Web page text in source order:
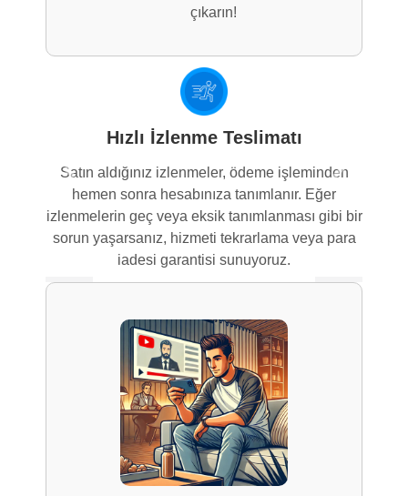
çıkarın!
Hızlı İzlenme Teslimatı
Satın aldığınız izlenmeler, ödeme işleminden
hemen sonra hesabınıza tanımlanır. Eğer
izlenmelerin geç veya eksik tanımlanması gibi bir
sorun yaşarsanız, hizmeti tekrarlama veya para
iadesi garantisi sunuyoruz.
Previous Next